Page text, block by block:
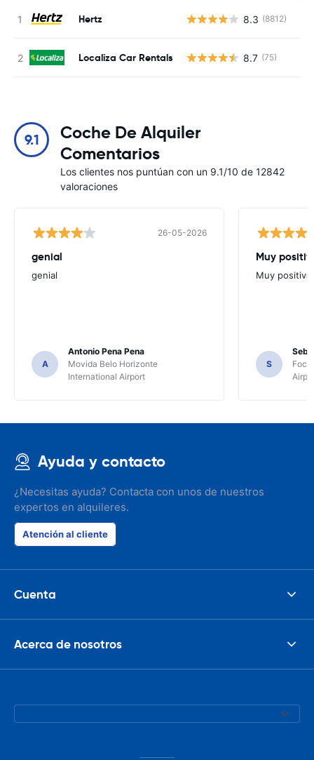
Hertz 8.3 (8812)
Localiza Car Rentals 8.7 (75)
9.1
Coche De Alquiler
Comentarios
Los clientes nos puntúan con un 9.1/10 de 12842
valoraciones
26-05-2026
genial
genial
A
Antonio Pena Pena
Movida Belo Horizonte
International Airport
Muy
Muy positiva
S
Foco
Ayuda y contacto
¿Necesitas ayuda? Contacta con unos de nuestros
expertos en alquileres.
Atención al cliente
Cuenta
Acerca de nosotros